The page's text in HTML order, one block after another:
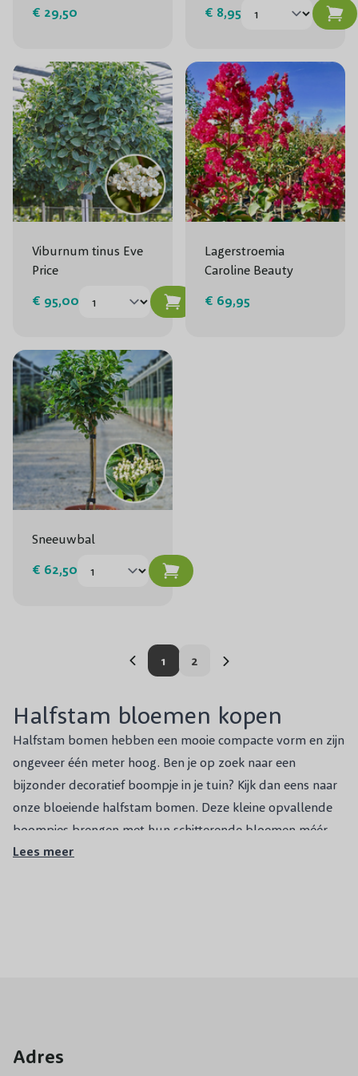
€ 29,50 € 8,95
Viburnum tinus Eve
Price
€ 95,00
Lagerstroemia
Caroline Beauty
€ 69,95
Sneeuwbal
€ 62,50
U lees momenteel pagina
1 Pagina
2
Halfstam bloemen kopen
Halfstam bomen hebben een mooie compacte vorm en zijn
ongeveer één meter hoog. Ben je op zoek naar een
bijzonder decoratief boompje in je tuin? Kijk dan eens naar
onze bloeiende halfstam bomen. Deze kleine opvallende
boompjes brengen met hun schitterende bloemen méér
leven in je tuin. Bekende voorbeelden van deze bloeiende
Halfstam bloemen verzorgen
Lees meer
Adres